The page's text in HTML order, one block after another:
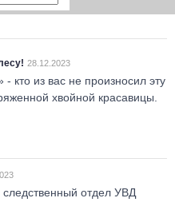
28.12.2023
- кто из вас не произносил эту
хвойной красавицы.
отдел УВД